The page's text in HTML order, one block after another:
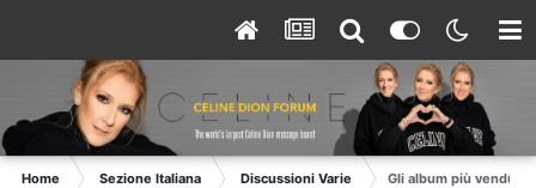
Home Sezione Italiana Discussioni Varie Gli album più venduti